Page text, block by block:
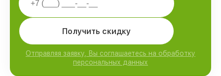
Получить скидку
Отправляя заявку, Вы соглашаетесь на обработку
персональных данных